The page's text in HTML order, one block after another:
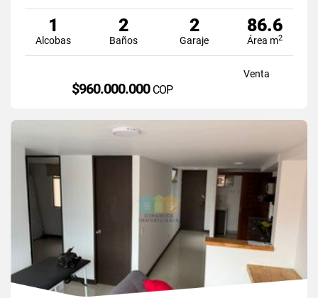
1
Alcobas
2
Baños
2
Garaje
86.6
Área m2
Venta
$960.000.000 COP